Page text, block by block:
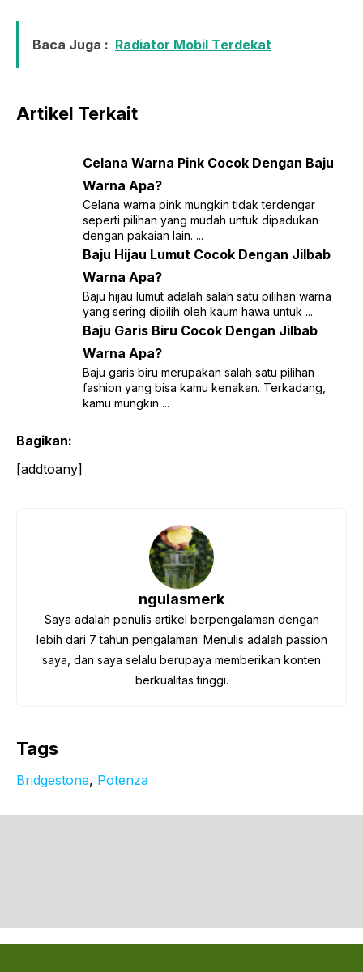
Baca Juga : Radiator Mobil Terdekat
Artikel Terkait
Celana Warna Pink Cocok Dengan Baju
Warna Apa?
Celana warna pink mungkin tidak terdengar
seperti pilihan yang mudah untuk dipadukan
dengan pakaian lain. ...
Baju Hijau Lumut Cocok Dengan Jilbab
Warna Apa?
Baju hijau lumut adalah salah satu pilihan warna
yang sering dipilih oleh kaum hawa untuk ...
Baju Garis Biru Cocok Dengan Jilbab
Warna Apa?
Baju garis biru merupakan salah satu pilihan
fashion yang bisa kamu kenakan. Terkadang,
kamu mungkin ...
Bagikan:
[addtoany]
ngulasmerk
Saya adalah penulis artikel berpengalaman dengan
lebih dari 7 tahun pengalaman. Menulis adalah passion
saya, dan saya selalu berupaya memberikan konten
berkualitas tinggi.
Tags
Bridgestone, Potenza